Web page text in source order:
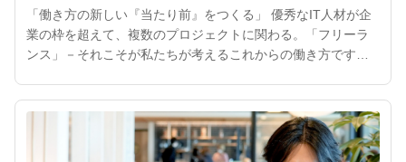
「働き方の新しい『当たり前』をつくる」 優秀なIT人材が企
業の枠を超えて、複数のプロジェクトに関わる。「フリーラ
ンス」－それこそが私たちが考えるこれからの働き方です。
や社会にとって、大きな力となるはずです。インターネット
が私たちの「当たり前」になったように、ITフリーランスを